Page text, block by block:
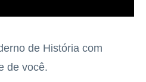
de História com
de você.